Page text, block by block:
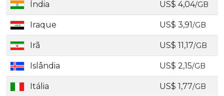
Índia US$ 4,04/GB
Iraque US$ 3,91/GB
Irã US$ 11,17/GB
Islândia US$ 2,15/GB
Itália US$ 1,77/GB